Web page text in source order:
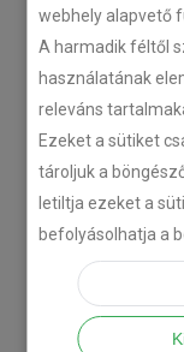
webhely alapvető
A harmadik féltől
használatának
releváns
Ezeket a sütiket
tároljuk a
letiltja ezeket a
befolyásolhatja a